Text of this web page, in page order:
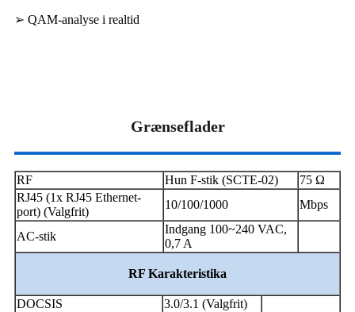
➢ QAM-analyse i realtid
Grænseflader
RF Hun F-stik (SCTE-02)
75 Ω
RJ45 (1x RJ45 Ethernet-
port) (Valgfrit)
10/100/1000 Mbps
AC-stik
Indgang 100~240 VAC,
0,7 A
RF Karakteristika
DOCSIS
3.0/3.1 (Valgfrit)